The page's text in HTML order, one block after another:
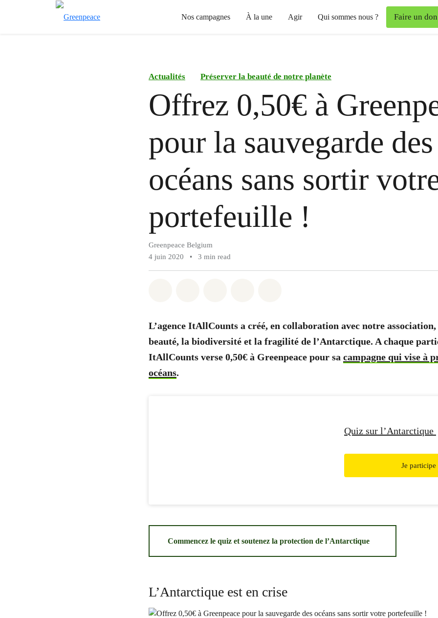
Nos campagnes À la une Agir Qui sommes nous ? Faire un don
Actualités Préserver la beauté de notre planète
Offrez 0,50€ à
pour la sauvegarde des
océans sans sortir
portefeuille !
Greenpeace Belgium
4 juin 2020
• 3 min read
L’agence ItAllCounts a créé, en collaboration avec notre
beauté, la biodiversité et la fragilité de l’Antarctique. A chaque
ItAllCounts verse 0,50€ à Greenpeace pour sa campagne qui vise à
océans.
Quiz sur l’Antarctique
Je participe
Commencez le quiz et soutenez la protection de l’Antarctique
L’Antarctique est en crise